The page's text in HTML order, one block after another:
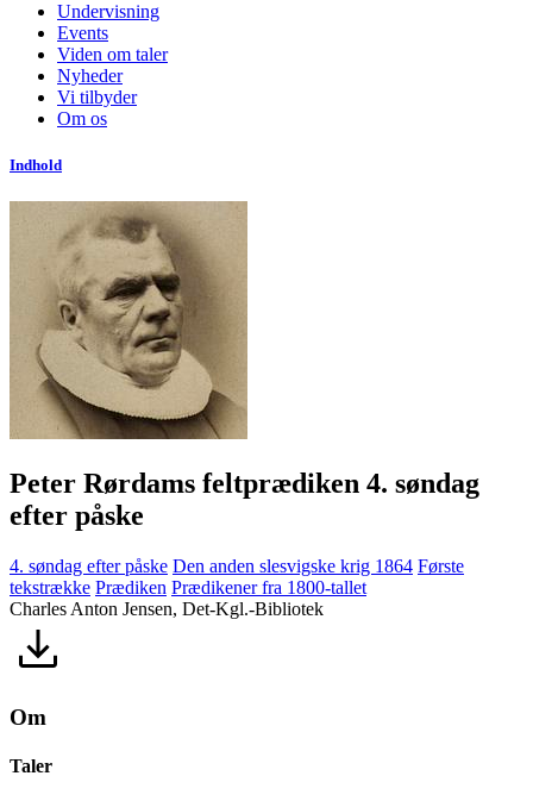
Undervisning
Events
Viden om taler
Nyheder
Vi tilbyder
Om os
Indhold
Peter Rørdams feltprædiken 4. søndag
efter påske
4. søndag efter påske Den anden slesvigske krig 1864 Første
tekstrække Prædiken Prædikener fra 1800-tallet
Charles Anton Jensen, Det-Kgl.-Bibliotek
Om
Taler